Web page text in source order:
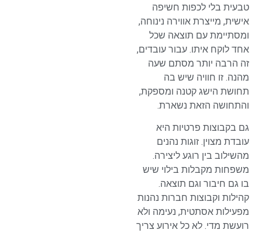
טבעית בלי לכפות חשיפה
אישית, מייצרת אווירה נינוחה,
ומסתיימת עם תוצאה שכל
אחד לוקח איתו. עבור עובדים,
זה הרבה יותר מסתם שעה
מהנה. זו חוויה שיש בה
תחושת הישג קטנה ומספקת,
והתחושה הזאת נשארת.
גם בקבוצות פרטיות היא
עובדת מצוין. זוגות נהנים
מהשילוב בין רוגע ליצירה.
משפחות מקבלות בילוי שיש
בו גם חיבור וגם תוצאה.
קהילות וקבוצות חברות נהנות
מפעילות אסתטית, נעימה ולא
רועשת מדי. לא כל אירוע צריך